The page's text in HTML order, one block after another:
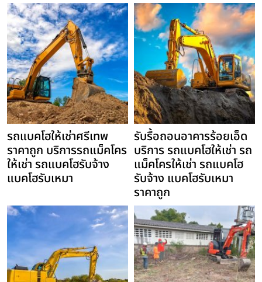
รถแบคโฮให้เช่าศรีเทพ
ราคาถูก บริการรถแม็คโคร
ให้เช่า รถแบคโฮรับจ้าง
แบคโฮรับเหมา
รับรื้อถอนอาคารร้อยเอ็ด
บริการ รถแบคโฮให้เช่า รถ
แม็คโครให้เช่า รถแบคโฮ
รับจ้าง แบคโฮรับเหมา
ราคาถูก